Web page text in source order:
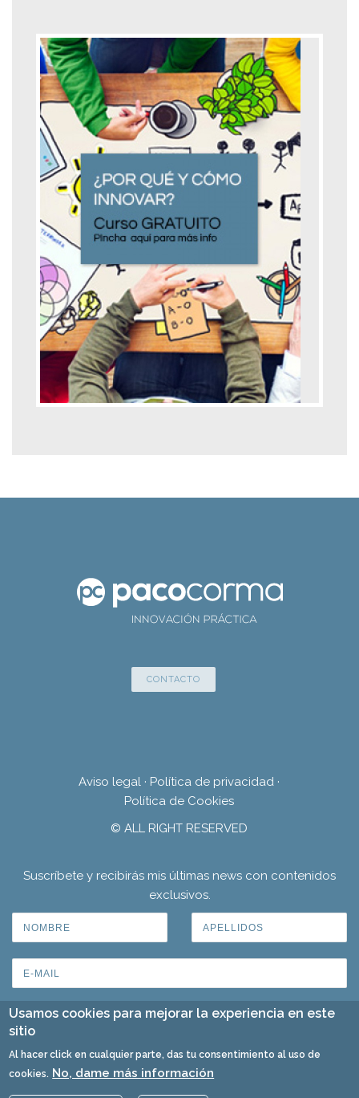
CONTACTO
Aviso legal · Política de privacidad ·
Política de Cookies
© ALL RIGHT RESERVED
Suscríbete y recibirás mis últimas news con contenidos
exclusivos.
Usamos cookies para mejorar la experiencia en este
sitio
Al hacer click en cualquier parte, das tu consentimiento al uso de
cookies. No, dame más información